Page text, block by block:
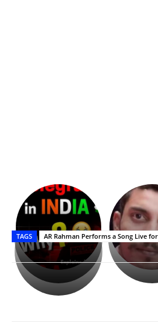
భగవంతుని
ప్రసాదం
తీర్థం..తులసీదళం
లేకుండా
అసంపూర్ణం
కేజీఎఫ్
సినిమాతో
పాన్
ఇండియా
స్టార్
హీరోయిన్‏గా
శ్రీనిధి
Upasana:
భర్తపై
రివెంజ్
తీర్చుకున్న
ఉపాసన..
పాపం
రామ్
TAGS AR Rahman Performs a Song Live